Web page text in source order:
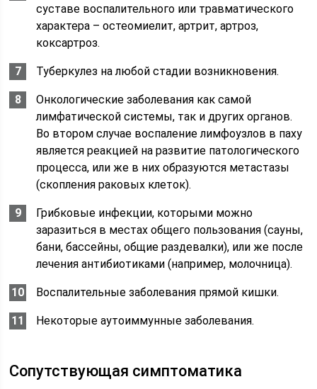
суставе воспалительного или травматического
характера – остеомиелит, артрит, артроз,
коксартроз.
Туберкулез на любой стадии возникновения.
Онкологические заболевания как самой
лимфатической системы, так и других органов.
Во втором случае воспаление лимфоузлов в паху
является реакцией на развитие патологического
процесса, или же в них образуются метастазы
(скопления раковых клеток).
Грибковые инфекции, которыми можно
заразиться в местах общего пользования (сауны,
бани, бассейны, общие раздевалки), или же после
лечения антибиотиками (например, молочница).
Воспалительные заболевания прямой кишки.
Некоторые аутоиммунные заболевания.
Сопутствующая симптоматика